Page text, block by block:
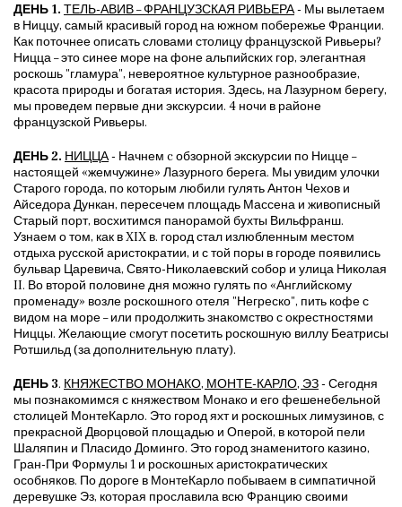
ДЕНЬ 1. ТЕЛЬ-АВИВ – ФРАНЦУЗСКАЯ РИВЬЕРА- Мы вылетаем
в Ниццу, самый красивый город на южном побережье Франции.
Как поточнее описать словами столицу французской Ривьеры?
Ницца – это синее море на фоне альпийских гор, элегантная
роскошь "гламура", невероятное культурное разнообразие,
красота природы и богатая история. Здесь, на Лазурном берегу,
мы проведем первые дни экскурсии. 4 ночи в районе
французской Ривьеры.
ДЕНЬ 2. НИЦЦА- Начнем c обзорной экскурсии по Ницце –
настоящей «жемчужине» Лазурного берега. Мы увидим улочки
Старого города, по которым любили гулять Антон Чехов и
Айседора Дункан, пересечем площадь Массена и живописный
Старый порт, восхитимся панорамой бухты Вильфранш.
Узнаем о том, как в XIX в. город стал излюбленным местом
отдыха русской аристократии, и с той поры в городе появились
бульвар Царевича, Свято-Николаевский собор и улица Николая
II. Во второй половине дня можно гулять по «Английскому
променаду» возле роскошного отеля "Негреско", пить кофе с
видом на море – или продолжить знакомство с окрестностями
Ниццы. Желающие cмогут посетить роскошную виллу Беатрисы
Ротшильд (за дополнительную плату).
ДЕНЬ 3. КНЯЖЕСТВО МОНАКО, МОНТЕ-КАРЛО, ЭЗ- Сегодня
мы познакомимся с княжеством Монако и его фешенебельной
столицей МонтеКарло. Это город яхт и роскошных лимузинов, с
прекрасной Дворцовой площадью и Оперой, в которой пели
Шаляпин и Пласидо Доминго. Это город знаменитого казино,
Гран-При Формулы 1 и роскошных аристократических
особняков. По дороге в МонтеКарло побываем в симпатичной
деревушке Эз, которая прославила всю Францию своими